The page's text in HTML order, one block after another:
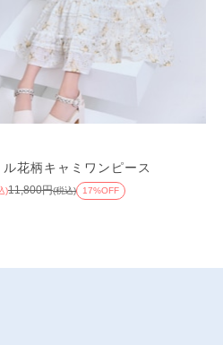
ル花柄キャミワンピース
)11,800円(税込) 17%OFF